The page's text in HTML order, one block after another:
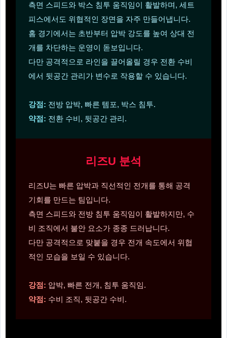
측면 스피드와 박스 침투 움직임이 활발하며, 세트
피스에서도 위협적인 장면을 자주 만들어냅니다.
홈 경기에서는 초반부터 압박 강도를 높여 상대 전
개를 차단하는 운영이 돋보입니다.
다만 공격적으로 라인을 끌어올릴 경우 전환 수비
에서 뒷공간 관리가 변수로 작용할 수 있습니다.
강점: 전방 압박, 빠른 템포, 박스 침투.
약점: 전환 수비, 뒷공간 관리.
리즈U 분석
리즈U는 빠른 압박과 직선적인 전개를 통해 공격
기회를 만드는 팀입니다.
측면 스피드와 전방 침투 움직임이 활발하지만, 수
비 조직에서 불안 요소가 종종 드러납니다.
다만 공격적으로 맞붙을 경우 전개 속도에서 위협
적인 모습을 보일 수 있습니다.
강점: 압박, 빠른 전개, 침투 움직임.
약점: 수비 조직, 뒷공간 수비.